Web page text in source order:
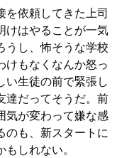
を依頼してきた上司
けはやることが一気
うし、怖そうな学校
けもなくなんか怒っ
い生徒の前で緊張し
達だってそうだ。前
気が変わって嫌な感
のも、新スタートに
しれない。